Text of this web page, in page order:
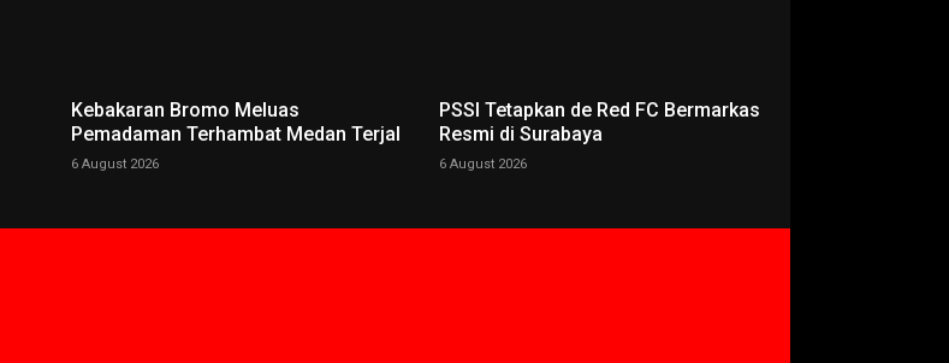
Kebakaran Bromo Meluas
Pemadaman Terhambat Medan Terjal
6 August 2026
PSSI Tetapkan de Red FC Bermarkas
Resmi di Surabaya
6 August 2026